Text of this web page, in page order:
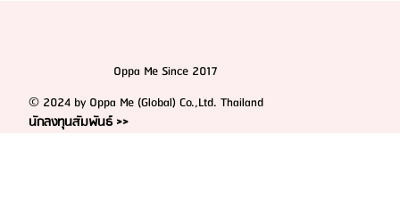
Oppa Me Since 2017
© 2024 by Oppa Me (Global) Co.,Ltd. Thailand
นักลงทุนสัมพันธ์ >>